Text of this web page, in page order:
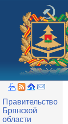
Правительство
Брянской
области